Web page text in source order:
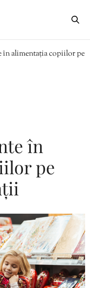
în alimentația copiilor pe
în
pe